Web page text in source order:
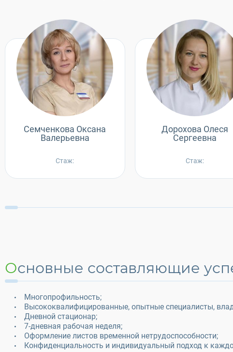
Семченкова Оксана
Валерьевна
Стаж:
Дорохова Олеся
Сергеевна
Стаж:
Основные составляющие
Многопрофильность;
Высококвалифицированные, опытные специалисты,
Дневной стационар;
7-дневная рабочая неделя;
Оформление листов временной нетрудоспособности;
Конфиденциальность и индивидуальный подход к